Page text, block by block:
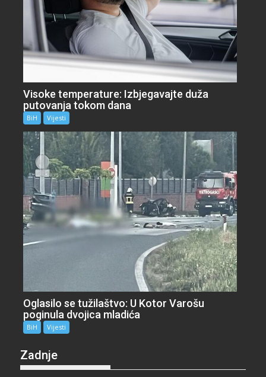
Visoke temperature: Izbjegavajte duža
putovanja tokom dana
BiH Vijesti
Oglasilo se tužilaštvo: U Kotor Varošu
poginula dvojica mladića
BiH Vijesti
Zadnje